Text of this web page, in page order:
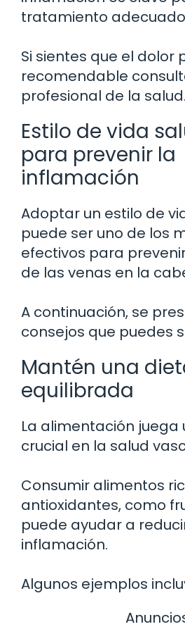
tratamiento
Si sientes que el dolor
recomendable
profesional de la salud.
Estilo de vida
para prevenir la
inflamación
Adoptar un estilo de
puede ser uno de los
efectivos para
de las venas en la
A continuación, se
consejos que puedes
Mantén una
equilibrada
La alimentación juega
crucial en la salud
Consumir alimentos
antioxidantes, como
puede ayudar a
inflamación.
Algunos ejemplos